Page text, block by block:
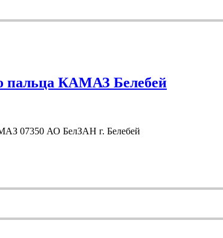
пальца КАМАЗ Белебей
07350 АО БелЗАН г. Белебей